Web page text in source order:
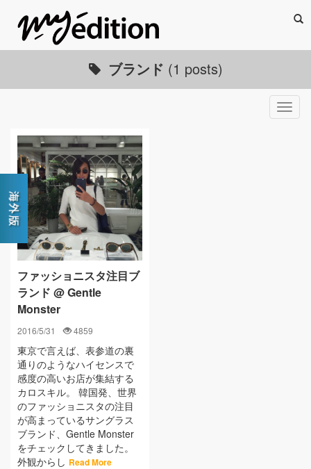
ブランド (1 posts)
ファッショニスタ注目ブ
ランド @ Gentle
Monster
2016/5/31 4859
東京で言えば、表参道の裏
通りのようなハイセンスで
感度の高いお店が集結する
カロスキル。 韓国発、世界
のファッショニスタの注目
が高まっているサングラス
ブランド、Gentle Monster
をチェックしてきました。
外観からし Read More